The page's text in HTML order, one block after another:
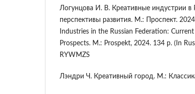
Логунцова И. В. Креативные индустрии в
перспективы развития. М.: Проспект.
Industries in the Russian Federation:
Prospects. M.: Prospekt, 2024. 134 p. (In
RYWMZS
Лэндри Ч. Креативный город. М.: